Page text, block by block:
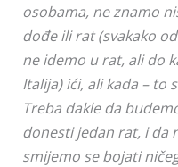
osobama, ne znamo
dođe ili rat (svakako
ne idemo u rat, ali do
Italija) ići, ali kada – to
Treba dakle da
donesti jedan rat, i da
smijemo se bojati